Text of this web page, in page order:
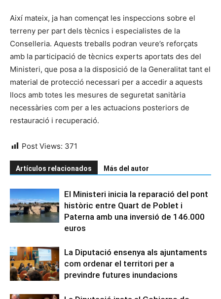
Així mateix, ja han començat les inspeccions sobre el
terreny per part dels tècnics i especialistes de la
Conselleria. Aquests treballs podran veure’s reforçats
amb la participació de tècnics experts aportats des del
Ministeri, que posa a la disposició de la Generalitat tant el
material de protecció necessari per a accedir a aquests
llocs amb totes les mesures de seguretat sanitària
necessàries com per a les actuacions posteriors de
restauració i recuperació.
Post Views: 371
Artículos relacionados Más del autor
El Ministeri inicia la reparació del pont
històric entre Quart de Poblet i
Paterna amb una inversió de 146.000
euros
La Diputació ensenya als ajuntaments
com ordenar el territori per a
previndre futures inundacions